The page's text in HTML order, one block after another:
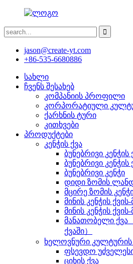
jason@create-yt.com
+86-535-6680886
სახლი
ჩვენს შესახებ
კომპანიის პროფილი
კორპორატიული
ქარხნის ტური
კითხვები
პროდუქტები
კენჭის ქვა
ბუნებრივი
ბუნებრივი კენჭის
ბუნებრივი კენჭი
დიდი ზომის
მცირე ზომის
მინის კენჭის
მინის კენჭის
მანათობელი ქვა
ქვაში）
ხელოვნური კულტურის
ფსევდო
ციხის ქვა